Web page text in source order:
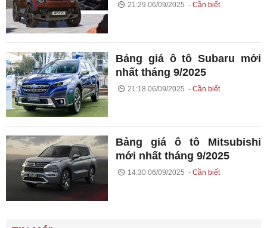
21:29 06/09/2025 Cần biết
Bảng giá ô tô Subaru mới
nhất tháng 9/2025
21:18 06/09/2025 Cần biết
Bảng giá ô tô Mitsubishi
mới nhất tháng 9/2025
14:30 06/09/2025 Cần biết